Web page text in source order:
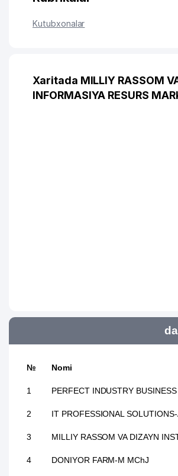
Kutubxonalar
Xaritada MILLIY RASSOM
INFORMASIYA RESURS
№ Nomi
1 PERFECT INDUSTRY
2 IT PROFESSIONAL
3 MILLIY RASSOM VA DIZAYN
4 DONIYOR FARM-M MChJ